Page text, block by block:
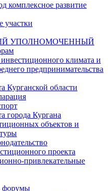
комплексное развитие
участки
УПОЛНОМОЧЕННЫЙ
климата и
предпринимательства
Курганской области
города Кургана
объектов и
проекта
привлекательные
форумы